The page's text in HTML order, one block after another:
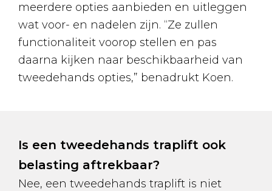
meerdere opties aanbieden en uitleggen
wat voor- en nadelen zijn. “Ze zullen
functionaliteit voorop stellen en pas
daarna kijken naar beschikbaarheid van
tweedehands opties,” benadrukt Koen.
Is een tweedehands traplift ook
belasting aftrekbaar?
Nee, een tweedehands traplift is niet